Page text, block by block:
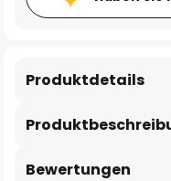
Produktdetails
Bewertungen